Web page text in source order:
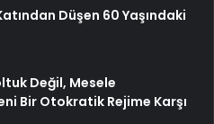
Düşen 60 Yaşındaki
Değil, Mesele
Bir Otokratik Rejime Karşı